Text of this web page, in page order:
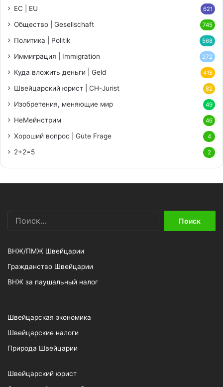
ЕС | EU 621
Общество | Gesellschaft 745
Политика | Politik 568
Иммиграция | Immigration 272
Куда вложить деньги | Geld 418
Швейцарский юрист | CH-Jurist 82
Изобретения, меняющие мир 49
НеМейнстрим 46
Хороший вопрос | Gute Frage 4
2+2=5 2
ВНЖ/ПМЖ Швейцарии
Гражданство Швейцарии
ВНЖ за паушальный налог
Швейцарская экономика
Швейцарские налоги
Природа Швейцарии
Швейцарский юрист